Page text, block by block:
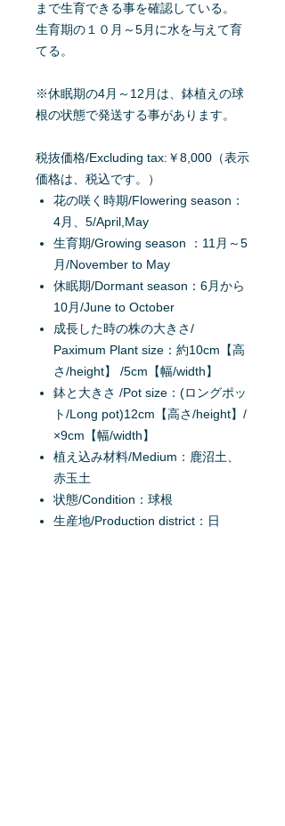
まで生育できる事を確認している。
生育期の１０月～5月に水を与えて育
てる。
※休眠期の4月～12月は、鉢植えの球
根の状態で発送する事があります。
税抜価格/Excluding tax:￥8,000（表示
価格は、税込です。）
花の咲く時期/Flowering season：
4月、5/April,May
生育期/Growing season ：11月～5
月/November to May
休眠期/Dormant season：6月から
10月/June to October
成長した時の株の大きさ/
Paximum Plant size：約10cm【高
さ/height】 /5cm【幅/width】
鉢と大きさ /Pot size：(ロングポッ
ト/Long pot)12cm【高さ/height】/
×9cm【幅/width】
植え込み材料/Medium：鹿沼土、
赤玉土
状態/Condition：球根
生産地/Production district：日